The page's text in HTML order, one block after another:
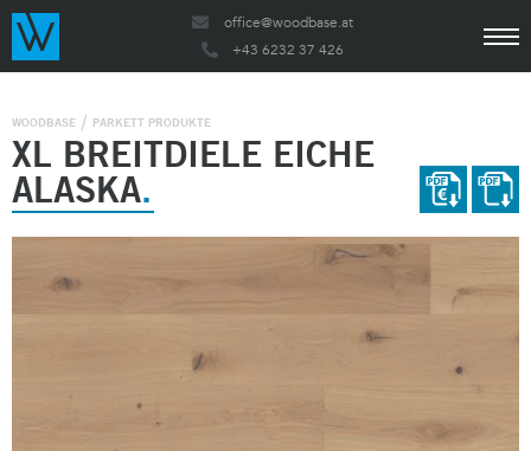
office@woodbase.at
+43 6232 37 426
WOODBASE PARKETT PRODUKTE
XL BREITDIELE EICHE
ALASKA